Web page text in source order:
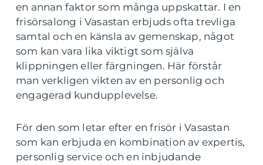
en annan faktor som många uppskattar. I en
frisörsalong i Vasastan erbjuds ofta trevliga
samtal och en känsla av gemenskap, något
som kan vara lika viktigt som själva
klippningen eller färgningen. Här förstår
man verkligen vikten av en personlig och
engagerad kundupplevelse.
För den som letar efter en frisör i Vasastan
som kan erbjuda en kombination av expertis,
personlig service och en inbjudande